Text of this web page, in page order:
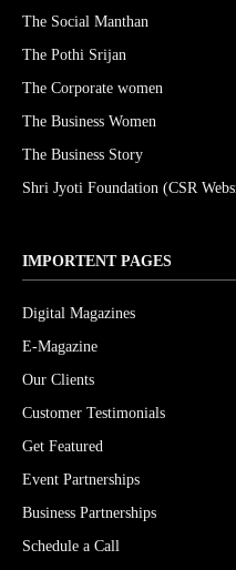
The Social Manthan
The Pothi Srijan
The Corporate women
The Business Women
The Business Story
Shri Jyoti Foundation (CSR
IMPORTENT PAGES
Digital Magazines
E-Magazine
Our Clients
Customer Testimonials
Get Featured
Event Partnerships
Business Partnerships
Schedule a Call